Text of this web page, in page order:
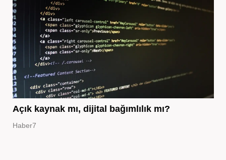
Açık kaynak mı, dijital bağımlılık mı?
Haber7